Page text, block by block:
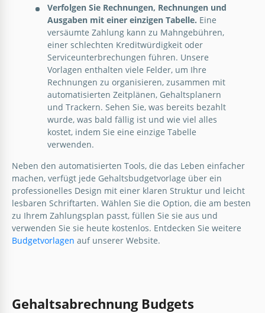
Ausdruckbare Version
Google Sheets
Verfolgen Sie Rechnungen, Rechnungen und
Ausgaben mit einer einzigen Tabelle. Eine
versäumte Zahlung kann zu Mahngebühren,
einer schlechten Kreditwürdigkeit oder
Serviceunterbrechungen führen. Unsere
Vorlagen enthalten viele Felder, um Ihre
Rechnungen zu organisieren, zusammen mit
automatisierten Zeitplänen, Gehaltsplanern
und Trackern. Sehen Sie, was bereits bezahlt
wurde, was bald fällig ist und wie viel alles
kostet, indem Sie eine einzige Tabelle
verwenden.
Neben den automatisierten Tools, die das Leben einfacher
machen, verfügt jede Gehaltsbudgetvorlage über ein
professionelles Design mit einer klaren Struktur und leicht
lesbaren Schriftarten. Wählen Sie die Option, die am besten
zu Ihrem Zahlungsplan passt, füllen Sie sie aus und
verwenden Sie sie heute kostenlos. Entdecken Sie weitere
Budgetvorlagen auf unserer Website.
Gehaltsabrechnung Budgets